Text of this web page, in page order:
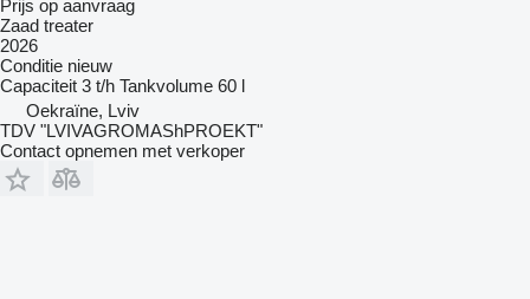
Prijs op aanvraag
Zaad treater
2026
Conditie nieuw
Capaciteit 3 t/h Tankvolume 60 l
Oekraïne, Lviv
TDV "LVIVAGROMAShPROEKT"
Contact opnemen met verkoper